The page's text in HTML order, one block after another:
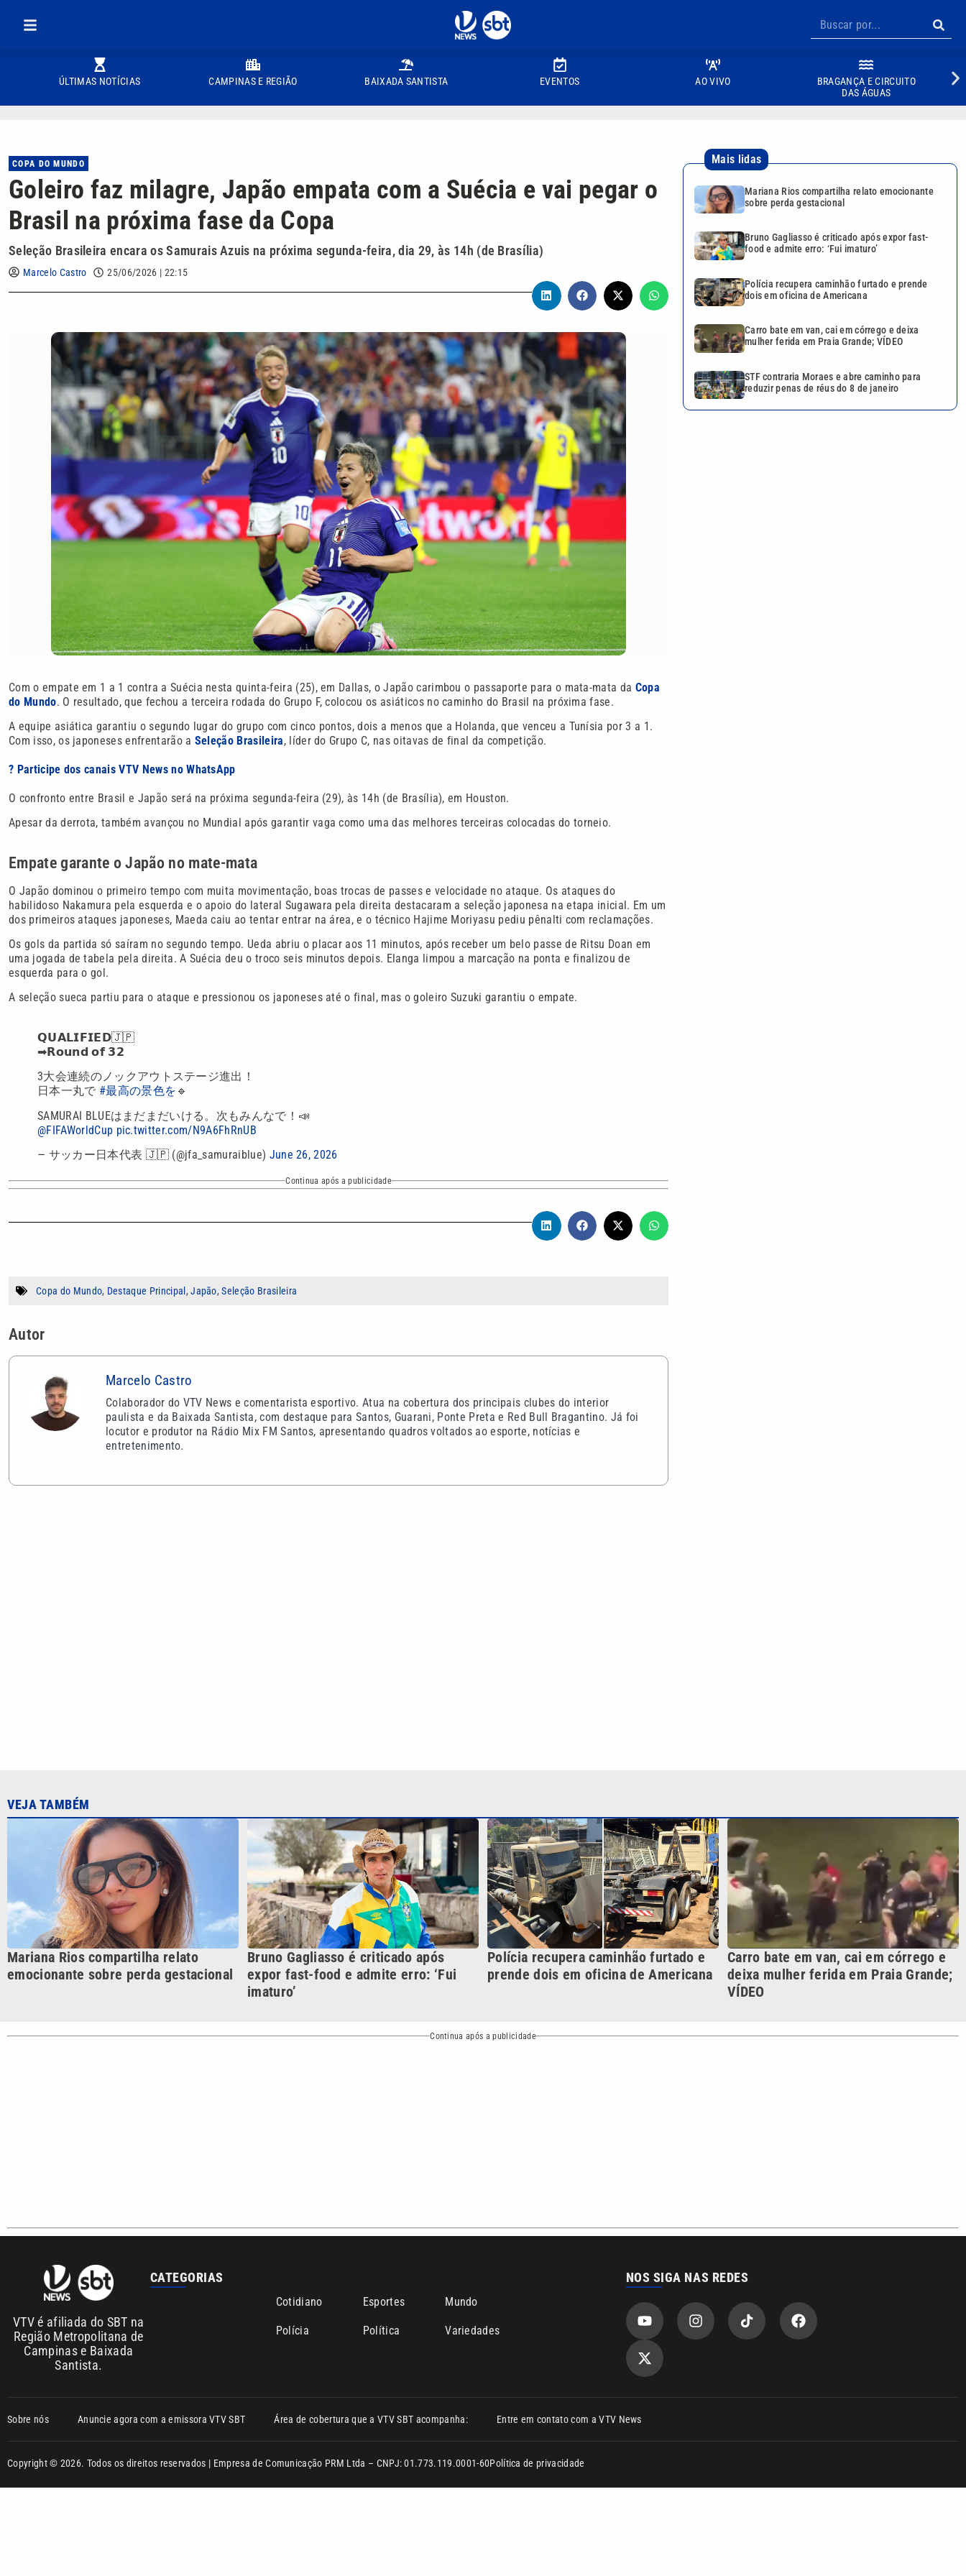
ÚLTIMAS NOTÍCIAS CAMPINAS E REGIÃO BAIXADA SANTISTA EVENTOS AO VIVO
BRAGANÇA E CIRCUITO
DAS ÁGUAS
COPA DO MUNDO
Goleiro faz milagre, Japão empata com a Suécia e vai pegar o
Brasil na próxima fase da Copa
Seleção Brasileira encara os Samurais Azuis na próxima segunda-feira, dia 29, às 14h (de Brasília)
Marcelo Castro 25/06/2026 | 22:15
Com o empate em 1 a 1 contra a Suécia nesta quinta-feira (25), em Dallas, o Japão carimbou o passaporte para o mata-mata da Copa
do Mundo. O resultado, que fechou a terceira rodada do Grupo F, colocou os asiáticos no caminho do Brasil na próxima fase.
A equipe asiática garantiu o segundo lugar do grupo com cinco pontos, dois a menos que a Holanda, que venceu a Tunísia por 3 a 1.
Com isso, os japoneses enfrentarão a Seleção Brasileira, líder do Grupo C, nas oitavas de final da competição.
? Participe dos canais VTV News no WhatsApp
O confronto entre Brasil e Japão será na próxima segunda-feira (29), às 14h (de Brasília), em Houston.
Apesar da derrota, também avançou no Mundial após garantir vaga como uma das melhores terceiras colocadas do torneio.
Empate garante o Japão no mate-mata
O Japão dominou o primeiro tempo com muita movimentação, boas trocas de passes e velocidade no ataque. Os ataques do
habilidoso Nakamura pela esquerda e o apoio do lateral Sugawara pela direita destacaram a seleção japonesa na etapa inicial. Em um
dos primeiros ataques japoneses, Maeda caiu ao tentar entrar na área, e o técnico Hajime Moriyasu pediu pênalti com reclamações.
Os gols da partida só saíram no segundo tempo. Ueda abriu o placar aos 11 minutos, após receber um belo passe de Ritsu Doan em
uma jogada de tabela pela direita. A Suécia deu o troco seis minutos depois. Elanga limpou a marcação na ponta e finalizou de
esquerda para o gol.
A seleção sueca partiu para o ataque e pressionou os japoneses até o final, mas o goleiro Suzuki garantiu o empate.
𝗤𝗨𝗔𝗟𝗜𝗙𝗜𝗘𝗗🇯🇵
➡︎𝗥𝗼𝘂𝗻𝗱 𝗼𝗳 𝟯𝟮
3大会連続のノックアウトステージ進出！
日本一丸で #最高の景色を 🔹
SAMURAI BLUEはまだまだいける。次もみんなで！📣
@FIFAWorldCup pic.twitter.com/N9A6FhRnUB
— サッカー日本代表 🇯🇵 (@jfa_samuraiblue) June 26, 2026
Continua após a publicidade
Copa do Mundo, Destaque Principal,Japão,Seleção Brasileira
Autor
Marcelo Castro
Colaborador do VTV News e comentarista esportivo. Atua na cobertura dos principais clubes do interior
paulista e da Baixada Santista, com destaque para Santos, Guarani, Ponte Preta e Red Bull Bragantino. Já foi
locutor e produtor na Rádio Mix FM Santos, apresentando quadros voltados ao esporte, notícias e
entretenimento.
Mais lidas
Mariana Rios compartilha relato emocionante
sobre perda gestacional
Bruno Gagliasso é criticado após expor fast-
food e admite erro: ‘Fui imaturo’
Polícia recupera caminhão furtado e prende
dois em oficina de Americana
Carro bate em van, cai em córrego e deixa
mulher ferida em Praia Grande; VÍDEO
STF contraria Moraes e abre caminho para
reduzir penas de réus do 8 de janeiro
emocionante sobre perda gestacional
Continua após a publicidade
VTV é afiliada do SBT na
Região Metropolitana de
CATEGORIAS
Cotidiano Esportes Mundo
Polícia Política Variedades
NOS SIGA NAS REDES